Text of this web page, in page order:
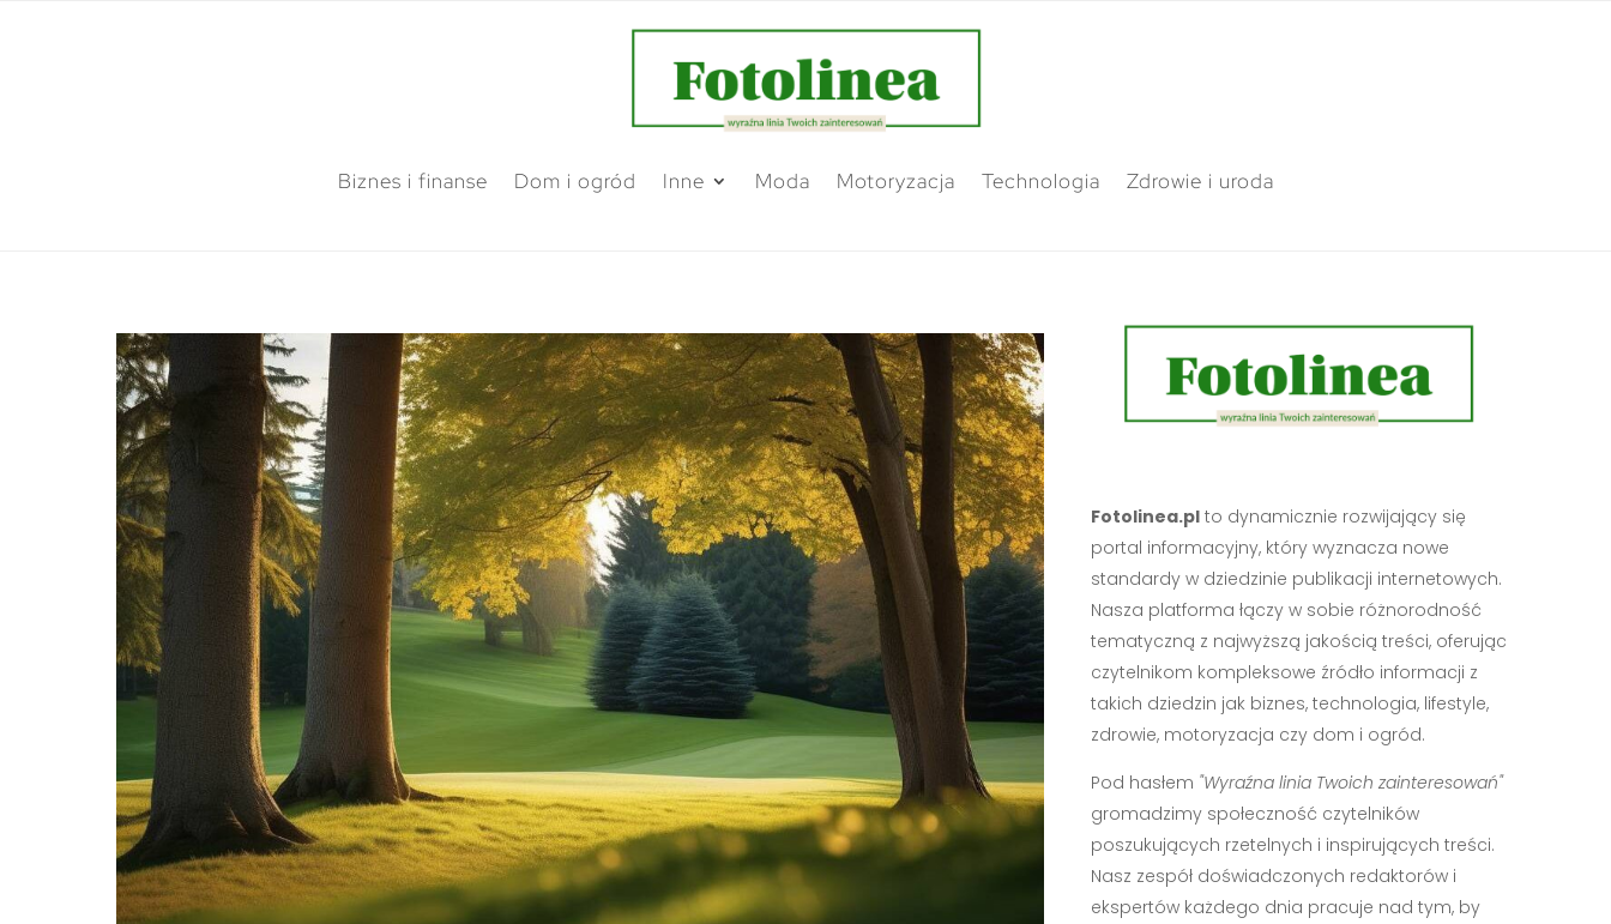
Biznes i finanse Dom i ogród Inne Moda Motoryzacja Technologia Zdrowie i uroda
Fotolinea.plto dynamicznie rozwijający się
portal informacyjny, który wyznacza nowe
standardy w dziedzinie publikacji internetowych.
Nasza platforma łączy w sobie różnorodność
tematyczną z najwyższą jakością treści, oferując
czytelnikom kompleksowe źródło informacji z
takich dziedzin jak biznes, technologia, lifestyle,
zdrowie, motoryzacja czy dom i ogród.
Pod hasłem "Wyraźna linia Twoich zainteresowań"
gromadzimy społeczność czytelników
poszukujących rzetelnych i inspirujących treści.
Nasz zespół doświadczonych redaktorów i
ekspertów każdego dnia pracuje nad tym, by